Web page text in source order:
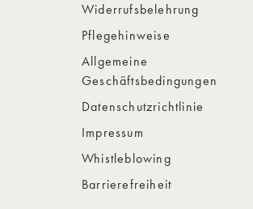
Widerrufsbelehrung
Pflegehinweise
Allgemeine
Geschäftsbedingungen
Datenschutzrichtlinie
Impressum
Whistleblowing
Barrierefreiheit